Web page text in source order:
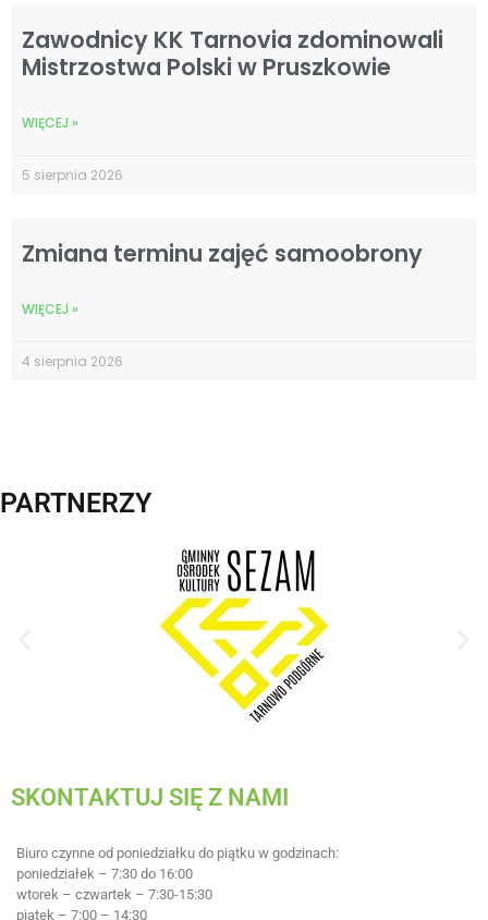
Zawodnicy KK Tarnovia zdominowali
Mistrzostwa Polski w Pruszkowie
WIĘCEJ »
5 sierpnia 2026
Zmiana terminu zajęć samoobrony
WIĘCEJ »
4 sierpnia 2026
PARTNERZY
SKONTAKTUJ SIĘ Z NAMI
Biuro czynne od poniedziałku do piątku w godzinach:
poniedziałek – 7:30 do 16:00
wtorek – czwartek – 7:30-15:30
piątek – 7:00 – 14:30